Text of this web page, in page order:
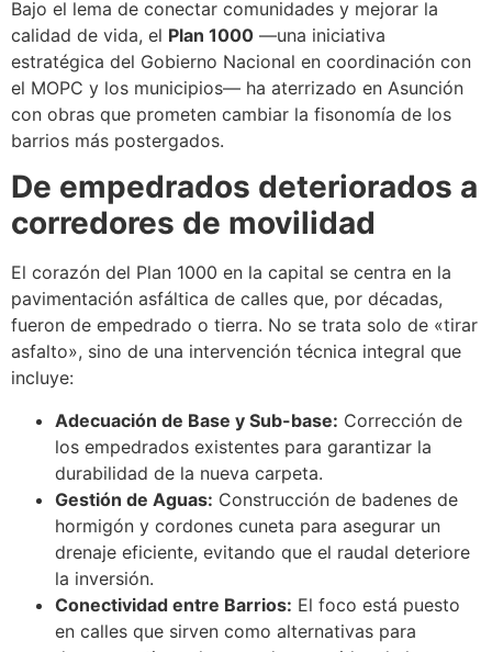
Bajo el lema de conectar comunidades y mejorar la
calidad de vida, el Plan 1000 —una iniciativa
estratégica del Gobierno Nacional en coordinación con
el MOPC y los municipios— ha aterrizado en Asunción
con obras que prometen cambiar la fisonomía de los
barrios más postergados.
De empedrados deteriorados a
corredores de movilidad
El corazón del Plan 1000 en la capital se centra en la
pavimentación asfáltica de calles que, por décadas,
fueron de empedrado o tierra. No se trata solo de «tirar
asfalto», sino de una intervención técnica integral que
incluye:
Adecuación de Base y Sub-base: Corrección de
los empedrados existentes para garantizar la
durabilidad de la nueva carpeta.
Gestión de Aguas: Construcción de badenes de
hormigón y cordones cuneta para asegurar un
drenaje eficiente, evitando que el raudal deteriore
la inversión.
Conectividad entre Barrios: El foco está puesto
en calles que sirven como alternativas para